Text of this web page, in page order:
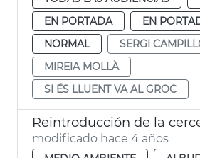
EN PORTADA
EN
NORMAL
SERGI
MIREIA MOLLÀ
SI ÉS LLUENT VA AL GROC
modificado hace 4 años